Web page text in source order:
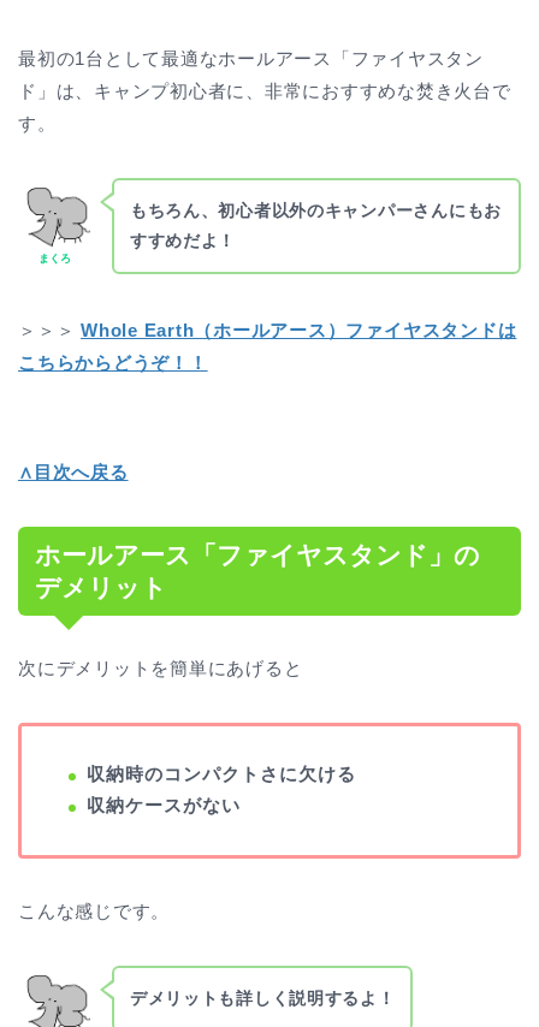
最初の1台として最適なホールアース「ファイヤスタン
ド」は、キャンプ初心者に、非常におすすめな焚き火台で
す。
まくろ
もちろん、初心者以外のキャンパーさんにもお
すすめだよ！
＞＞＞Whole Earth（ホールアース）ファイヤスタンドは
こちらからどうぞ！！
∧目次へ戻る
ホールアース「ファイヤスタンド」の
デメリット
次にデメリットを簡単にあげると
収納時のコンパクトさに欠ける
収納ケースがない
こんな感じです。
デメリットも詳しく説明するよ！